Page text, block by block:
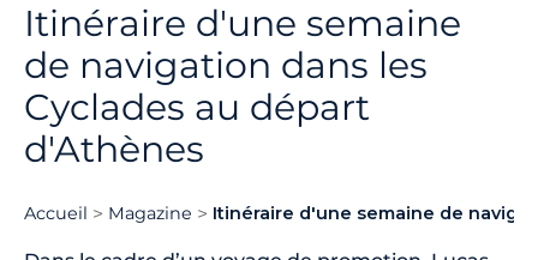
Itinéraire d'une semaine
de navigation dans les
Cyclades au départ
d'Athènes
Accueil Magazine Itinéraire d'une semaine de